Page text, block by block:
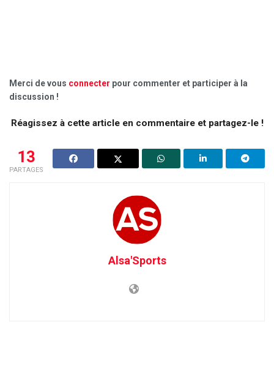
Merci de vous connecter pour commenter et participer à la
discussion !
Réagissez à cette article en commentaire et partagez-le !
13
PARTAGES
Alsa'Sports